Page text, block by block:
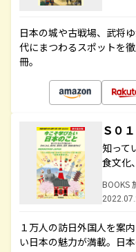
日本の城や古戦場、武将
代にまつわるスポットを
冊。
Ｓ０
知って
食文化
BOOKS
１万人の訪日外国人を案
い日本の魅力が満載。日